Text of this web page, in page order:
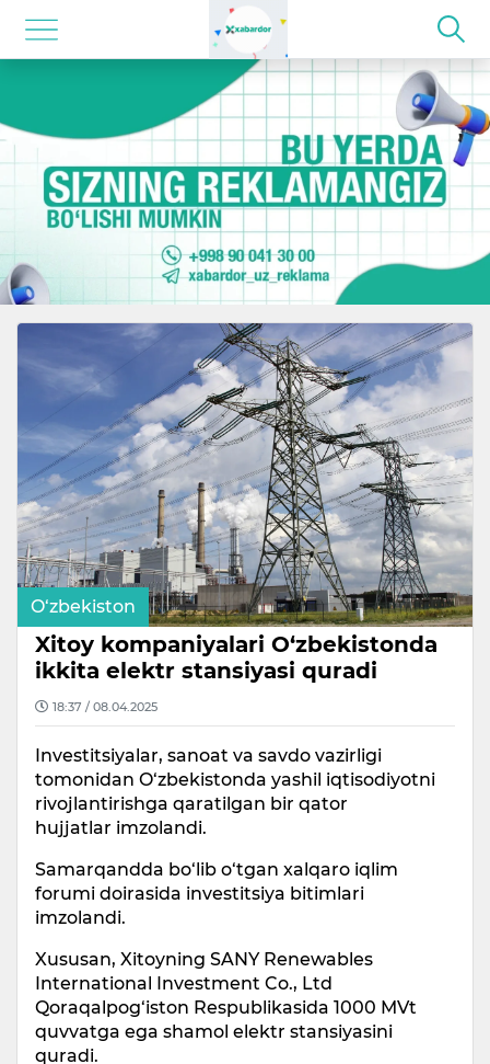
O‘zbekiston
Xitoy kompaniyalari O‘zbekistonda
ikkita elektr stansiyasi quradi
18:37 / 08.04.2025
Investitsiyalar, sanoat va savdo vazirligi
tomonidan O‘zbekistonda yashil iqtisodiyotni
rivojlantirishga qaratilgan bir qator
hujjatlar imzolandi.
Samarqandda bo‘lib o‘tgan xalqaro iqlim
forumi doirasida investitsiya bitimlari
imzolandi.
Xususan, Xitoyning SANY Renewables
International Investment Co., Ltd
Qoraqalpog‘iston Respublikasida 1000 MVt
quvvatga ega shamol elektr stansiyasini
quradi.